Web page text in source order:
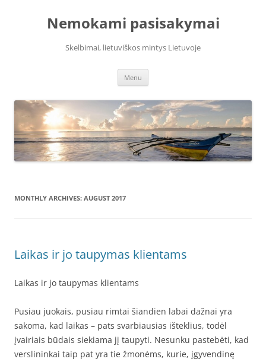
Nemokami pasisakymai
Skelbimai, lietuviškos mintys Lietuvoje
Menu
MONTHLY ARCHIVES: AUGUST 2017
Laikas ir jo taupymas klientams
Laikas ir jo taupymas klientams
Pusiau juokais, pusiau rimtai šiandien labai dažnai yra
sakoma, kad laikas – pats svarbiausias išteklius, todėl
įvairiais būdais siekiama jį taupyti. Nesunku pastebėti, kad
verslininkai taip pat yra tie žmonėms, kurie, įgyvendinę